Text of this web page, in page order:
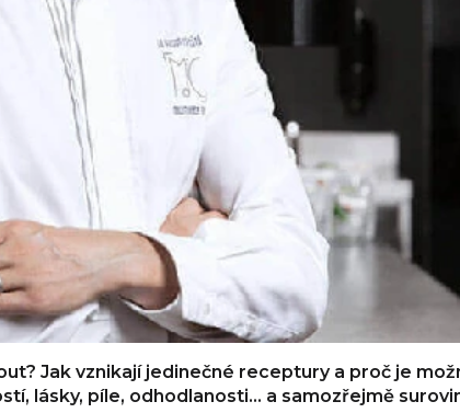
Jak vznikají jedinečné receptury a proč je
lásky, píle, odhodlanosti… a samozřejmě